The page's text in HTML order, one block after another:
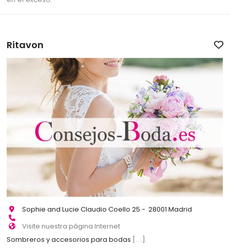
Ritavon
Sophie and Lucie Claudio Coello 25 - 28001 Madrid
Visite nuestra página Internet
Sombreros y accesorios para bodas
[...]